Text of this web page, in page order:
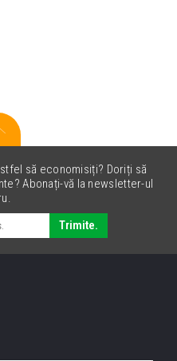
să economisiți? Doriți să
Abonați-vă la newsletter-ul
Trimite.